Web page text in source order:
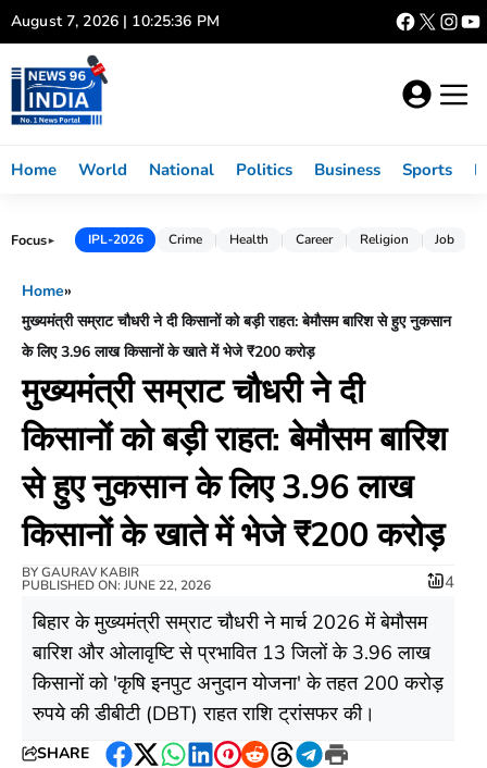
Skip
to
content
August 7, 2026 | 10:25:37 PM
Home World National Politics Business Sports
Focus► IPL-2026 Crime Health Career Religion Job
Home»
मुख्यमंत्री सम्राट चौधरी ने दी किसानों को बड़ी राहत: बेमौसम बारिश से हुए नुकसान
के लिए 3.96 लाख किसानों के खाते में भेजे ₹200 करोड़
मुख्यमंत्री सम्राट चौधरी ने दी
किसानों को बड़ी राहत: बेमौसम बारिश
से हुए नुकसान के लिए 3.96 लाख
किसानों के खाते में भेजे ₹200 करोड़
BYGAURAV KABIR
PUBLISHED ON: JUNE 22, 2026 4
बिहार के मुख्यमंत्री सम्राट चौधरी ने मार्च 2026 में बेमौसम
बारिश और ओलावृष्टि से प्रभावित 13 जिलों के 3.96 लाख
किसानों को 'कृषि इनपुट अनुदान योजना' के तहत 200 करोड़
रुपये की डीबीटी (DBT) राहत राशि ट्रांसफर की।
SHARE